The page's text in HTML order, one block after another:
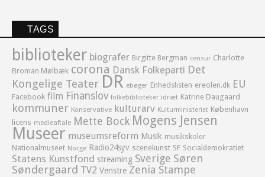
TAGS
biblioteker biografer Birgitte Bergman censur Charlotte
Broman Mølbæk corona Dansk Folkeparti Det
Kongelige Teater DR ebøger Enhedslisten ereolen.dk EU
Facebook film Finanslov folkebiblioteker idræt Katrine Daugaard
kommuner Konservative kulturarv Kulturministeriet København
licens medieaftale Mette Bock Mogens Jensen
Museer museumsreform Musik musikskoler
Nationalmuseet Norge Radio24syv scenekunst SF Socialdemokratiet
Statens Kunstfond streaming Sverige Søren
Søndergaard TV2 Venstre Zenia Stampe